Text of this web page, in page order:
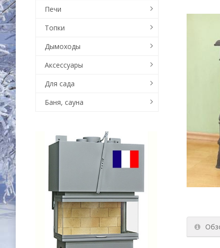
Печи
Топки
Дымоходы
Аксессуары
Для сада
Баня, сауна